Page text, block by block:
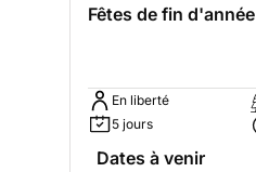
Fêtes de fin
En liberté
5 jours
Dates à venir